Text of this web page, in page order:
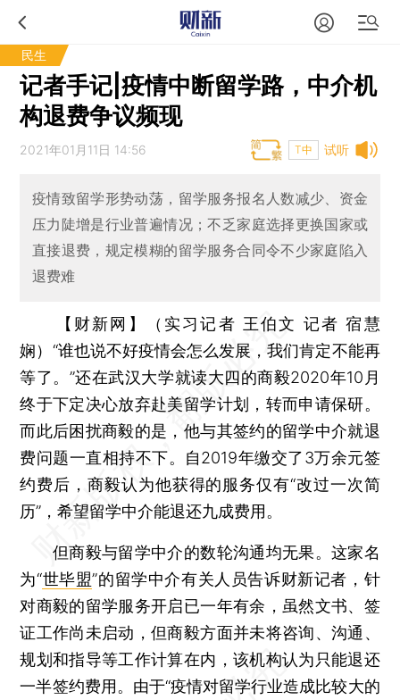
民生
记者手记|疫情中断留学路，中介机
构退费争议频现
试听
2021年01月11日 14:56 T中
疫情致留学形势动荡，留学服务报名人数减少、资金
压力陡增是行业普遍情况；不乏家庭选择更换国家或
直接退费，规定模糊的留学服务合同令不少家庭陷入
退费难
【财新网】（实习记者 王伯文 记者 宿慧
娴） “谁也说不好疫情会怎么发展，我们肯定不能再
等了。”还在武汉大学就读大四的商毅2020年10月
终于下定决心放弃赴美留学计划，转而申请保研。
而此后困扰商毅的是，他与其签约的留学中介就退
费问题一直相持不下。自2019年缴交了3万余元签
约费后，商毅认为他获得的服务仅有“改过一次简
历”，希望留学中介能退还九成费用。
但商毅与留学中介的数轮沟通均无果。这家名
为“世毕盟”的留学中介有关人员告诉财新记者，针
对商毅的留学服务开启已一年有余，虽然文书、签
证工作尚未启动，但商毅方面并未将咨询、沟通、
规划和指导等工作计算在内，该机构认为只能退还
一半签约费用。由于“疫情对留学行业造成比较大的